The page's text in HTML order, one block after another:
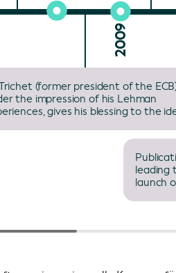
(former president of the
the impression of his Lehman
gives his blessing to the
2009
leading
launch